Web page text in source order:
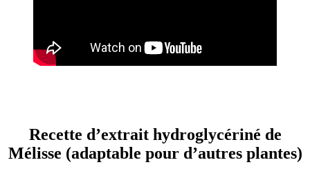
Recette d’extrait hydroglycériné de
Mélisse (adaptable pour d’autres plantes)